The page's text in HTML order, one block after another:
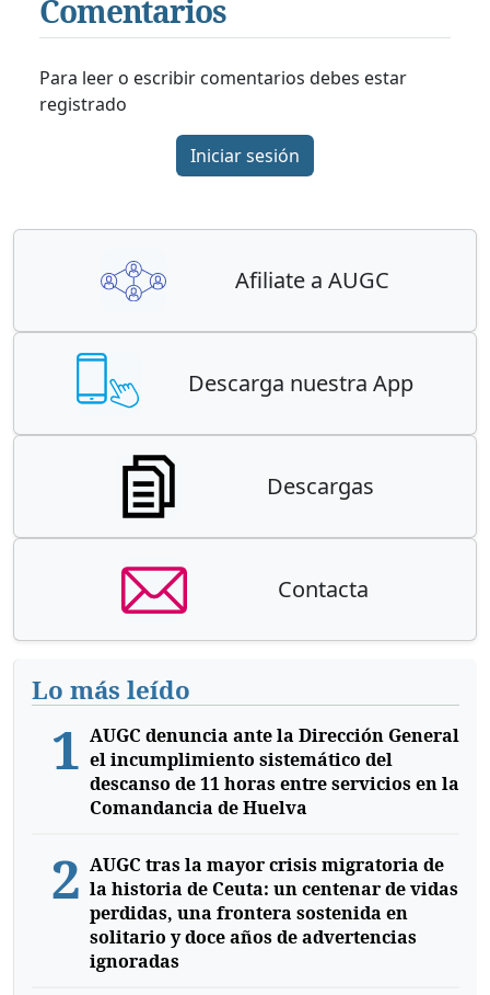
Comentarios
Para leer o escribir comentarios debes estar
registrado
Iniciar sesión
Afiliate a AUGC
Descarga nuestra App
Descargas
Contacta
Lo más leído
1 AUGC denuncia ante la Dirección General
el incumplimiento sistemático del
descanso de 11 horas entre servicios en la
Comandancia de Huelva
2 AUGC tras la mayor crisis migratoria de
la historia de Ceuta: un centenar de vidas
perdidas, una frontera sostenida en
solitario y doce años de advertencias
ignoradas